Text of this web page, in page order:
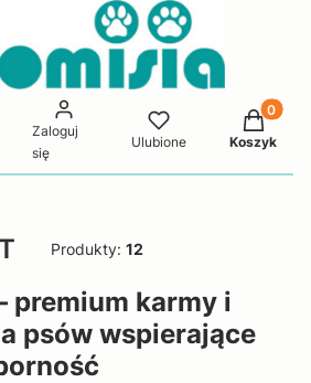
wyszukiwarkę
Zaloguj
się
Ulubione Koszyk
Produkty: 12
premium karmy i
psów wspierające